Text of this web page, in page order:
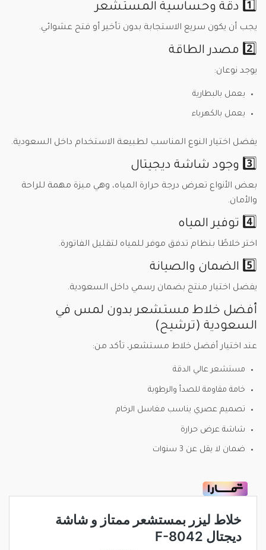
1️⃣ دقة وحساسية المستشعر
يجب أن يكون سريع الاستجابة بدون تأخير أو فتح عشوائي.
2️⃣ مصدر الطاقة
يوجد نوعان:
يعمل بالبطارية
يعمل بالكهرباء
يفضل اختيار النوع المناسب لطبيعة الاستخدام داخل السعودية.
3️⃣ وجود شاشة ديجيتال
بعض الأنواع تعرض درجة حرارة المياه، وهي ميزة مهمة للراحة
والأمان.
4️⃣ توفير المياه
اختر خلاطًا بنظام تدفق موفر للمياه لتقليل الفاتورة.
5️⃣ الضمان والصيانة
يفضل اختيار منتج بضمان رسمي داخل السعودية.
أفضل خلاط مستشعر بدون لمس في
السعودية (ترشيح)
عند اختيار أفضل خلاط مستشعر، تأكد من:
مستشعر عالي الدقة
خامة مقاومة للصدأ والرطوبة
تصميم عصري يناسب مغاسل الرخام
شاشة عرض حرارة
ضمان لا يقل عن 3 سنوات